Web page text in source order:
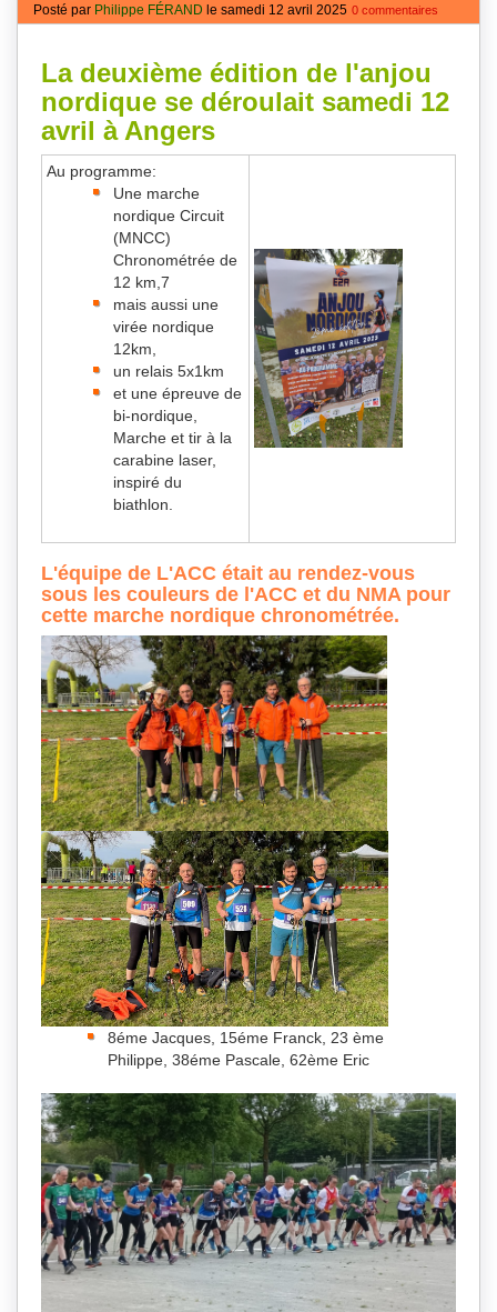
Posté par Philippe FÉRAND le samedi 12 avril 2025 0 commentaires
La deuxième édition de l'anjou
nordique se déroulait samedi 12
avril à Angers
Au programme:
Une marche
nordique Circuit
(MNCC)
Chronométrée de
12 km,7
mais aussi une
virée nordique
12km,
un relais 5x1km
et une épreuve de
bi-nordique,
Marche et tir à la
carabine laser,
inspiré du
biathlon.
L'équipe de L'ACC était au rendez-vous
sous les couleurs de l'ACC et du NMA pour
cette marche nordique chronométrée.
8éme Jacques, 15éme Franck, 23 ème
Philippe, 38éme Pascale, 62ème Eric